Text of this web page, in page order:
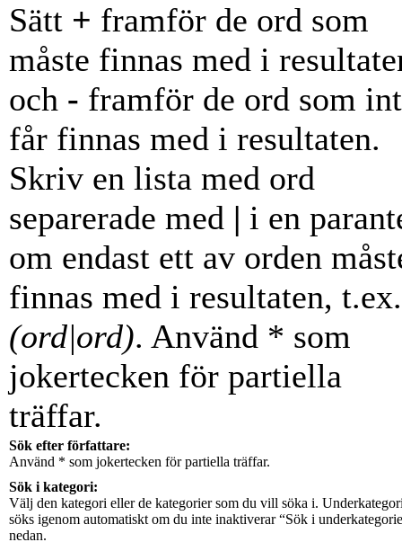
Sätt + framför de ord som
måste finnas med i
och - framför de ord som
får finnas med i resultaten.
Skriv en lista med ord
separerade med | i en
om endast ett av orden
finnas med i resultaten, t.ex.
(ord|ord). Använd * som
jokertecken för partiella
träffar.
Sök efter författare:
Använd * som jokertecken för partiella träffar.
Sök i kategori:
Välj den kategori eller de kategorier som du vill söka i.
söks igenom automatiskt om du inte inaktiverar “Sök i
nedan.